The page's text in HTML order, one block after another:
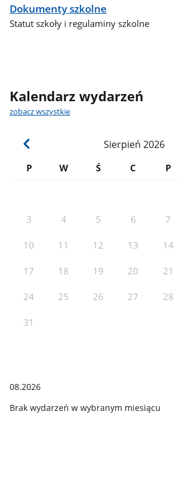
Dokumenty szkolne
Statut szkoły i regulaminy szkolne
Kalendarz wydarzeń
zobacz wszystkie
Sierpień 2026
P W Ś C P
3 4 5 6 7
10 11 12 13 14
17 18 19 20 21
24 25 26 27 28
31
08.2026
Brak wydarzeń w wybranym miesiącu